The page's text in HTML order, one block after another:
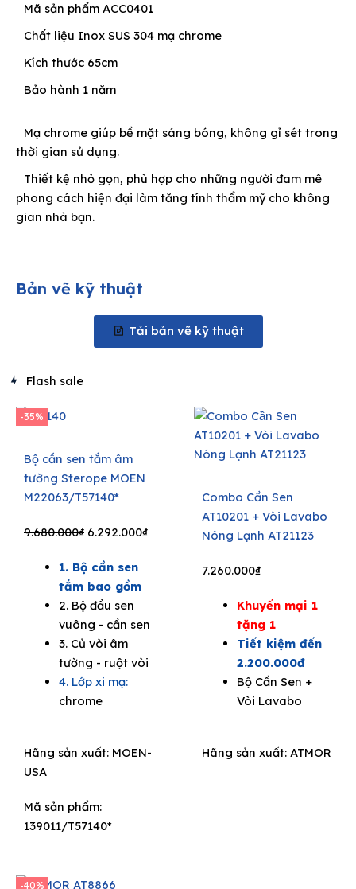
Mã sản phẩm ACC0401
Chất liệu Inox SUS 304 mạ chrome
Kích thước 65cm
Bảo hành 1 năm
Mạ chrome giúp bề mặt sáng bóng, không gỉ sét trong
thời gian sử dụng.
Thiết kệ nhỏ gọn, phù hợp cho những người đam mê
phong cách hiện đại làm tăng tính thẩm mỹ cho không
gian nhà bạn.
Bản vẽ kỹ thuật
Tải bản vẽ kỹ thuật
Flash sale
-35%
Bộ cần sen tắm âm
tường Sterope MOEN
M22063/T57140*
9.680.000₫ Original
was:
9.680.000₫.
6.292.000₫Current
1. Bộ cần sen
tắm bao gồm
2. Bộ đầu sen
vuông - cần sen
3. Củ vòi âm
tường - ruột vòi
4. Lớp xi mạ:
chrome
Hãng sản xuất: MOEN-
USA
Mã sản phẩm:
139011/T57140*
Combo Cần Sen
AT10201 + Vòi Lavabo
Nóng Lạnh AT21123
7.260.000₫
Khuyến mại 1
tặng 1
Tiết kiệm đến
2.200.000đ
Bộ Cần Sen +
Vòi Lavabo
Hãng sản xuất: ATMOR
-40%